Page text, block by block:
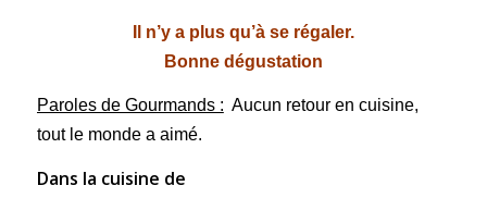
Il n’y a plus qu’à se régaler.
Bonne dégustation
Paroles de Gourmands : Aucun retour en cuisine,
tout le monde a aimé.
Dans la cuisine de